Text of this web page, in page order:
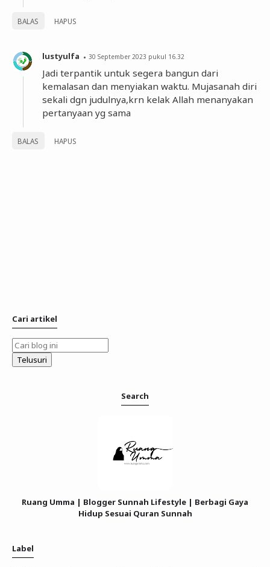
BALAS HAPUS
lustyulfa 30 September 2023 pukul 16.32
Jadi terpantik untuk segera bangun dari
kemalasan dan menyiakan waktu. Mujasanah diri
sekali dgn judulnya,krn kelak Allah menanyakan
pertanyaan yg sama
BALAS HAPUS
Cari artikel
Search
Ruang Umma | Blogger Sunnah Lifestyle | Berbagi Gaya
Hidup Sesuai Quran Sunnah
Label